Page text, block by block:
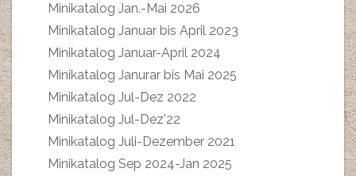
Minikatalog Jan.-Mai 2026
Minikatalog Januar bis April 2023
Minikatalog Januar-April 2024
Minikatalog Janurar bis Mai 2025
Minikatalog Jul-Dez 2022
Minikatalog Jul-Dez'22
Minikatalog Juli-Dezember 2021
Minikatalog Sep 2024-Jan 2025